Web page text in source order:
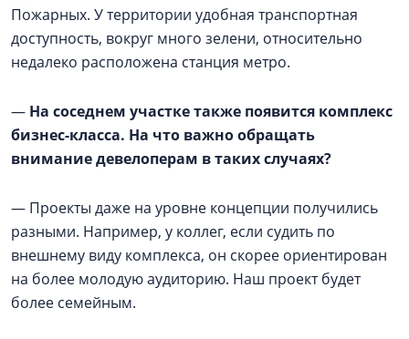
Пожарных. У территории удобная транспортная
доступность, вокруг много зелени, относительно
недалеко расположена станция метро.
— На соседнем участке также появится комплекс
бизнес-класса. На что важно обращать
внимание девелоперам в таких случаях?
— Проекты даже на уровне концепции получились
разными. Например, у коллег, если судить по
внешнему виду комплекса, он скорее ориентирован
на более молодую аудиторию. Наш проект будет
более семейным.